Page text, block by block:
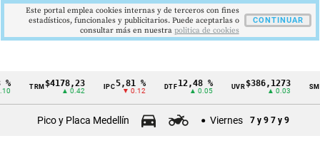
Cintillo
TRM $4178,23
▲ 0.42
IPC 5,81 %
▼ 0.12
DTF 12,48 %
▲ 0.05
UVR $386,1273
▲ 0.03
SMMLV
Pico y Placa Medellín Viernes 7 y 9 7 y 9
Este portal emplea cookies internas y de terceros con fines
estadísticos, funcionales y publicitarios. Puede aceptarlas o
consultar más en nuestra politica de cookies
CONTINUAR